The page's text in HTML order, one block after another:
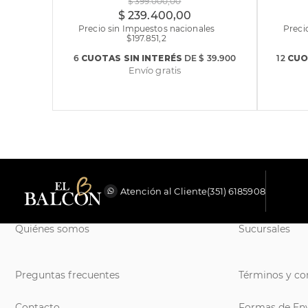
$ 239.400,00
Precio sin Impuestos nacionales
$197.851,2
6CUOTAS SIN INTERÉS DE$ 39.900
Envío gratis
12
Atención al Cliente(351) 6185908
Quiénes somos
Preguntas frecuentes
Sucursales
Términos y